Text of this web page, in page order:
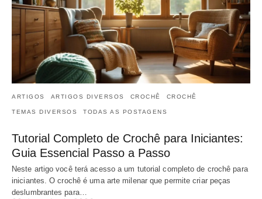
ARTIGOS ARTIGOS DIVERSOS CROCHÊ CROCHÊ
TEMAS DIVERSOS TODAS AS POSTAGENS
Tutorial Completo de Crochê para Iniciantes:
Guia Essencial Passo a Passo
Neste artigo você terá acesso a um tutorial completo de crochê para
iniciantes. O crochê é uma arte milenar que permite criar peças
deslumbrantes para…